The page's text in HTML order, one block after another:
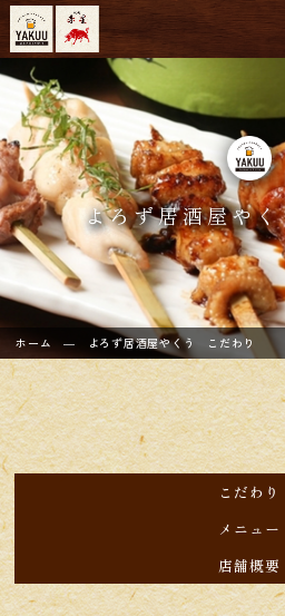
よろず居酒屋や
ホーム ― よろず居酒屋やくう こだわり
こだわり
メニュー
店舗概要